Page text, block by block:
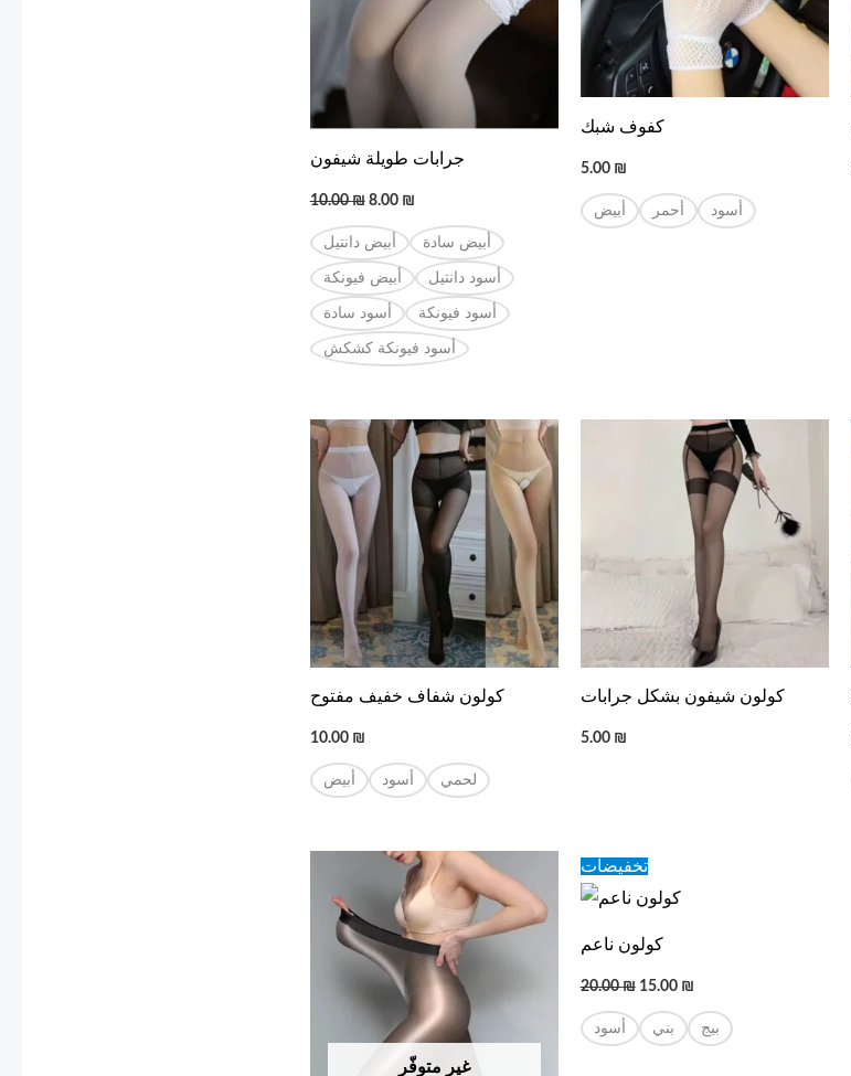
جرابات طويلة شيفون
10.00₪ 8.00 ₪
أبيض دانتيل أبيض سادة
أبيض فيونكة أسود دانتيل
أسود سادة أسود فيونكة
أسود فيونكة كشكش
كفوف شبك
5.00 ₪
أبيض أحمر أسود
كولون شفاف خفيف مفتوح
10.00 ₪
أبيض أسود لحمي
كولون شيفون بشكل جرابات
5.00 ₪
غير متوفّر
تخفيضات
كولون ناعم
20.00₪
Original
price
was:
15.00 ₪
أسود بني بيج